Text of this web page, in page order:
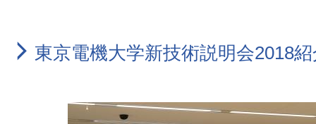
東京電機大学新技術説明会2018